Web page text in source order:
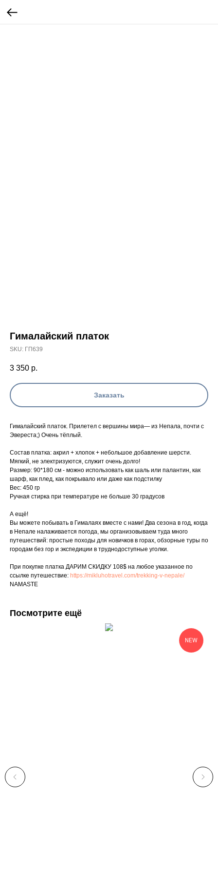
Гималайский платок
SKU: ГП639
3 350 р.
Заказать
Гималайский платок. Прилетел с вершины мира— из Непала, почти с
Эвереста;) Очень тёплый.
Состав платка: акрил + хлопок + небольшое добавление шерсти.
Мягкий, не электризуются, служит очень долго!
Размер: 90*180 см - можно использовать как шаль или палантин, как
шарф, как плед, как покрывало или даже как подстилку
Вес: 450 гр
Ручная стирка при температуре не больше 30 градусов
А ещё!
Вы можете побывать в Гималаях вместе с нами! Два сезона в год, когда
в Непале налаживается погода, мы организовываем туда много
путешествий: простые походы для новичков в горах, обзорные туры по
городам без гор и экспедиции в труднодоступные уголки.
При покупке платка ДАРИМ СКИДКУ 108$ на любое указанное по
ссылке путешествие: https://mikluhotravel.com/trekking-v-nepale/
NAMASTE
Посмотрите ещё
NEW